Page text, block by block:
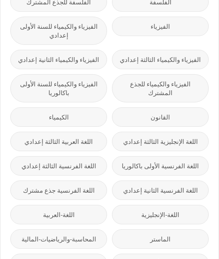
الفيزياء
الفيزياء والكيمياء للسنة الأولى
إعدادي
الفيزياء والكيمياء الثالثة إعدادي الفيزياء والكيمياء الثانية إعدادي
الفيزياء والكيمياء للجذع
المشترك
الفيزياء والكيمياء للسنة الأولى
باكالوريا
القانون الكيمياء
اللغة الإنجليزية الثالثة إعدادي اللغة العربية الثالثة إعدادي
اللغة الفرنسية الأولى باكالوريا اللغة الفرنسية الثالثة إعدادي
اللغة الفرنسية الثانية إعدادي اللغة الفرنسية جذع مشترك
اللغة-الإنجليزية اللغة-العربية
الماستر المحاسبة-والرياضيات-المالية